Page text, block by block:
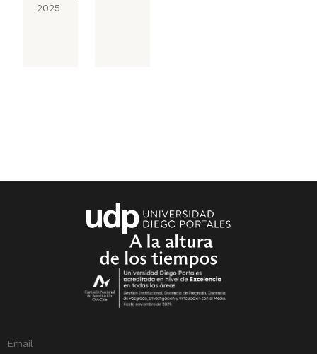
2025
Email